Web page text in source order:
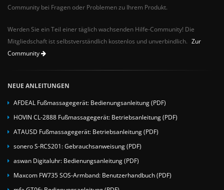
Community bei Fragen oder Problemen zu Ihrem Produkt.
Werden Sie ein Teil einer täglich wachsenden Hilfe-Community! Die
Mitgliedschaft ist selbstverständlich kostenlos und unverbindlich. Zur
Community
NEUE ANLEITUNGEN
AFDEAL Fußmassagegerät: Bedienungsanleitung (PDF)
HOVIN CL-2888 Fußmassagegerät: Betriebsanleitung (PDF)
ATAUSD Fußmassagegerät: Betriebsanleitung (PDF)
sonero S-RCS201: Gebrauchsanweisung (PDF)
aswan Digitaluhr: Bedienungsanleitung (PDF)
Maxcom FW735 SOS-Armband: Benutzerhandbuch (PDF)